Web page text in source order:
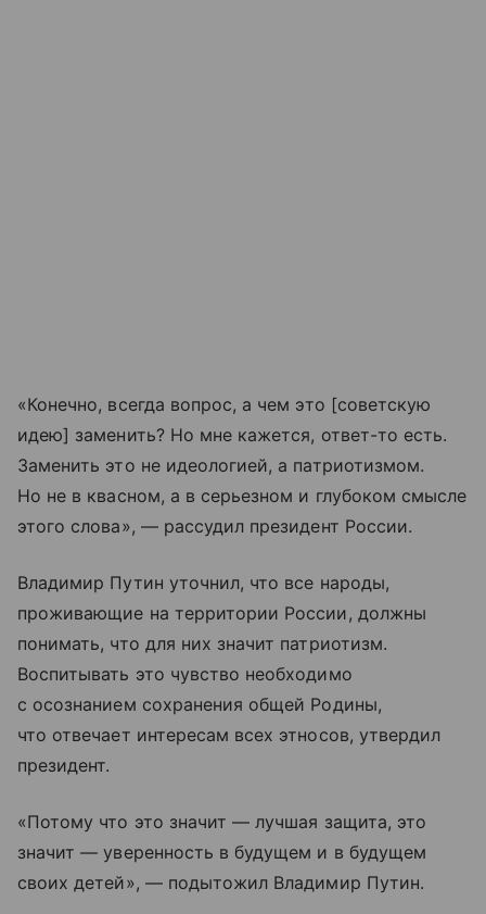
«Конечно, всегда вопрос, а чем это [советскую
идею] заменить? Но мне кажется, ответ-то есть.
Заменить это не идеологией, а патриотизмом.
Но не в квасном, а в серьезном и глубоком смысле
этого слова», — рассудил президент России.
Владимир Путин уточнил, что все народы,
проживающие на территории России, должны
понимать, что для них значит патриотизм.
Воспитывать это чувство необходимо
с осознанием сохранения общей Родины,
что отвечает интересам всех этносов, утвердил
президент.
«Потому что это значит — лучшая защита, это
значит — уверенность в будущем и в будущем
своих детей», — подытожил Владимир Путин.